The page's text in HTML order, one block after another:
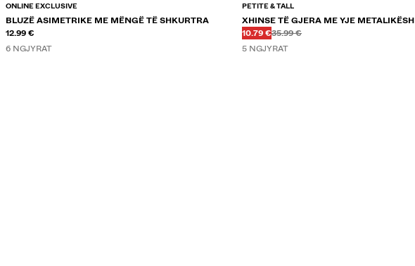
ONLINE EXCLUSIVE
BLUZË ASIMETRIKE ME MËNGË TË SHKURTRA
12.99 €
6 NGJYRAT
PETITE & TALL
XHINSE TË GJERA ME YJE METALIKËSH
ÇMIMI ME ZBRITJE
10.79 €Më parë
35.99 €
Më parë
5 NGJYRAT